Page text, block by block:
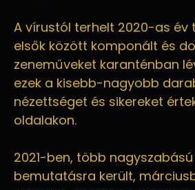
A vírustól terhelt 2020-as év
elsők között komponált és
zeneműveket karanténban
ezek a kisebb-nagyobb
nézettséget és sikereket
oldalakon.
2021-ben, több
bemutatásra került,